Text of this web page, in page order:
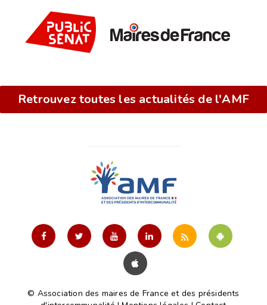
Retrouvez toutes les actualités de l'AMF
© Association des maires de France et des présidents